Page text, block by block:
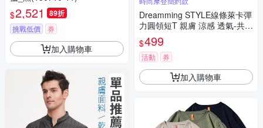
$2,521 89折
挑戰低價 券
加入購物車
Dreamming STYLE線條萊卡彈
力圓領短T 親膚 涼感 透氣-共二
$499
活動 券
加入購物車